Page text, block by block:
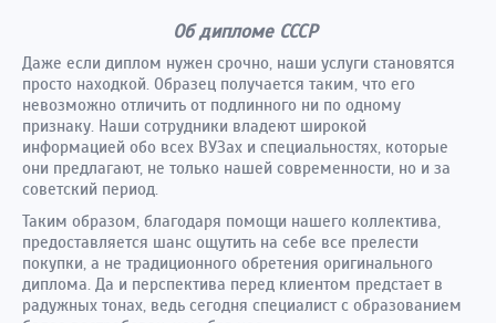
Об дипломе СССР
Даже если диплом нужен срочно, наши услуги становятся
просто находкой. Образец получается таким, что его
невозможно отличить от подлинного ни по одному
признаку. Наши сотрудники владеют широкой
информацией обо всех ВУЗах и специальностях, которые
они предлагают, не только нашей современности, но и за
советский период.
Таким образом, благодаря помощи нашего коллектива,
предоставляется шанс ощутить на себе все прелести
покупки, а не традиционного обретения оригинального
диплома. Да и перспектива перед клиентом предстает в
радужных тонах, ведь сегодня специалист с образованием